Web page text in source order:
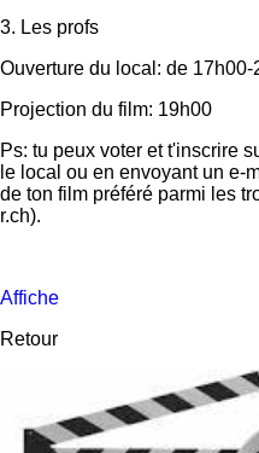
3. Les profs
Ouverture du local: de 17h00-
Projection du film: 19h00
Ps: tu peux voter et t'inscrire
le local ou en envoyant un e-
de ton film préféré parmi les
r.ch).
Affiche
Retour